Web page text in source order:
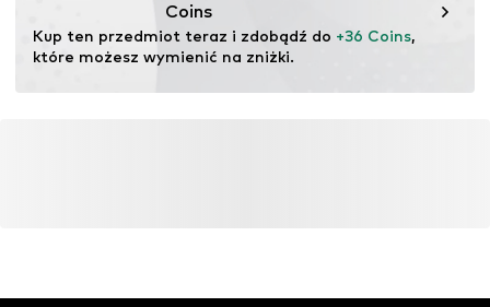
Coins
Kup ten przedmiot teraz i zdobądź do +36 Coins,
które możesz wymienić na zniżki.